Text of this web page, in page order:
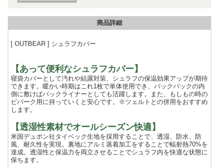
商品詳細
[ OUTBEAR ] シュラフカバー
【あって便利なシュラフカバー】
寝袋カバーとして汚れや結露対策、シュラフの保温効果アップが期待
できます。暖かい時期はこれ1枚で単体使用でき、バックパックの内
側に敷けばパックライナーとしても活躍します。また、もしもの時の
ビバーク用に持っていくと安心です。※ツェルトとの併用をおすすめ
します。
【透湿性素材でオールシーズン快適】
米国デュポン社タイベック生地を採用することで、透湿、防水、防
風、耐久性を実現。裏地にアルミ蒸着加工をすることで輻射熱70%を
達成。透湿性と保温力を両立させることでシュラフ内を快適な状態に
保ちます。